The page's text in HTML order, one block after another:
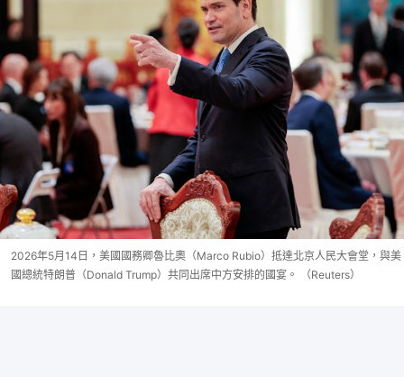
2026年5月14日，美國國務卿魯比奧（Marco Rubio）抵達北京人民大會堂，與美
國總統特朗普（Donald Trump）共同出席中方安排的國宴。 （Reuters）